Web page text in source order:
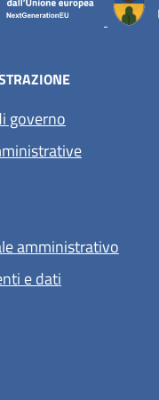
governo
amministrativo
e dati